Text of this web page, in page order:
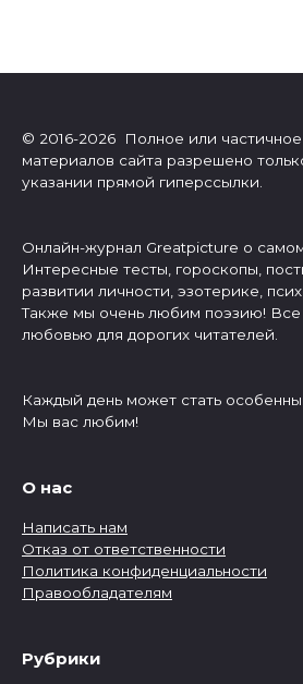
© 2016-2026 Полное или частичное
материалов сайта разрешено
указании прямой гиперссылки.
Онлайн-журнал Greatpicture о
Интересные тесты, гороскопы,
развитии личности, эзотерике,
Также мы очень любим поэзию! Все
любовью для дорогих читателей.
Каждый день может стать
Мы вас любим!
О нас
Написать нам
Отказ от ответственности
Политика конфиденциальности
Правообладателям
Рубрики